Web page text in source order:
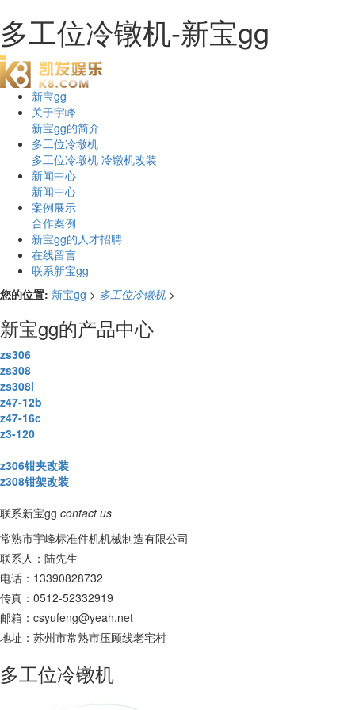
多工位冷镦机-新宝gg
新宝gg
关于宇峰
新宝gg的简介
多工位冷墩机
多工位冷墩机 冷镦机改装
新闻中心
新闻中心
案例展示
合作案例
新宝gg的人才招聘
在线留言
联系新宝gg
您的位置: 新宝gg > 多工位冷镦机 >
新宝gg的产品中心
zs306
zs308
zs308l
z47-12b
z47-16c
z3-120
z306钳夹改装
z308钳架改装
联系新宝gg contact us
常熟市宇峰标准件机机械制造有限公司
联系人：陆先生
电话：13390828732
传真：0512-52332919
邮箱： csyufeng@yeah.net
地址：苏州市常熟市压顾线老宅村
多工位冷镦机